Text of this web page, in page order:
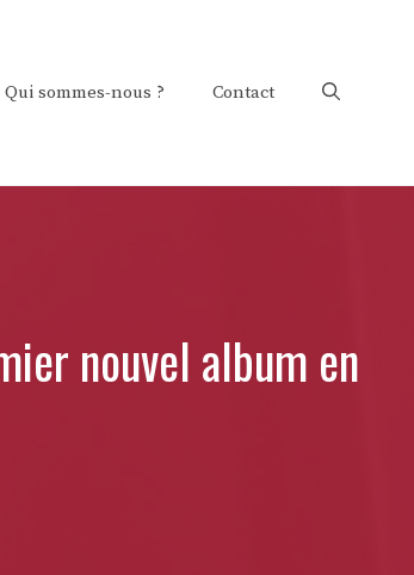
Qui sommes-nous ? Contact
nouvel album en